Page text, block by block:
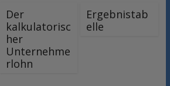
Der
kalkulatorisc
her
Unternehme
rlohn
Ergebnistab
elle